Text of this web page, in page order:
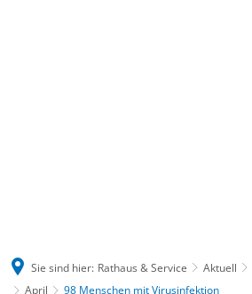
Sie sind hier: Rathaus & Service Aktuell
April
98 Menschen mit Virusinfektion